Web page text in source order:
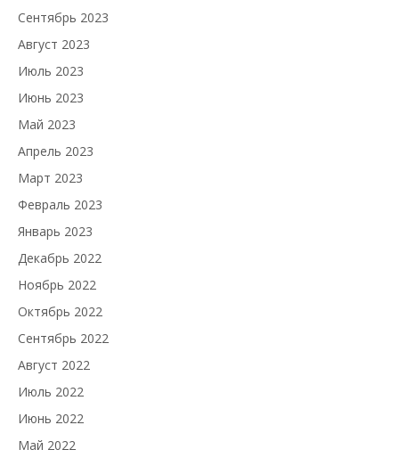
Сентябрь 2023
Август 2023
Июль 2023
Июнь 2023
Май 2023
Апрель 2023
Март 2023
Февраль 2023
Январь 2023
Декабрь 2022
Ноябрь 2022
Октябрь 2022
Сентябрь 2022
Август 2022
Июль 2022
Июнь 2022
Май 2022